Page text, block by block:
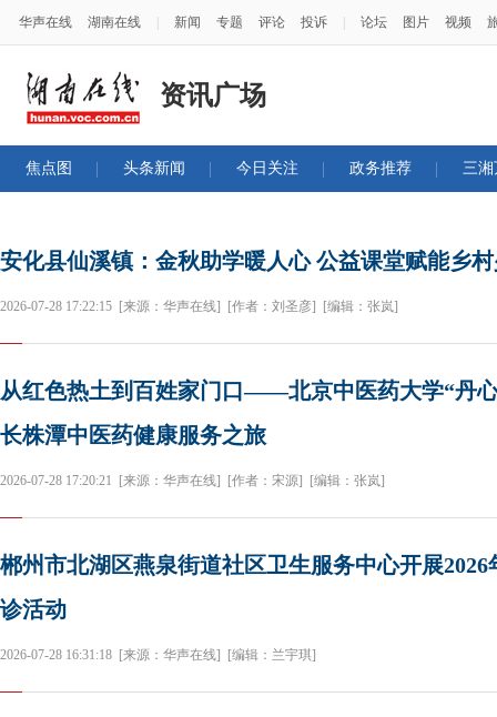
华声在线 湖南在线 新闻 专题 评论 投诉 论坛 图片 视频
资讯广场
焦点图 头条新闻 今日关注 政务推荐 三湘
安化县仙溪镇：金秋助学暖人心 公益课堂赋能乡
2026-07-28 17:22:15 [来源：华声在线] [作者：刘圣彦] [编辑：张岚]
从红色热土到百姓家门口——北京中医药大学“丹
长株潭中医药健康服务之旅
2026-07-28 17:20:21 [来源：华声在线] [作者：宋源] [编辑：张岚]
郴州市北湖区燕泉街道社区卫生服务中心开展
诊活动
2026-07-28 16:31:18 [来源：华声在线] [编辑：兰宇琪]